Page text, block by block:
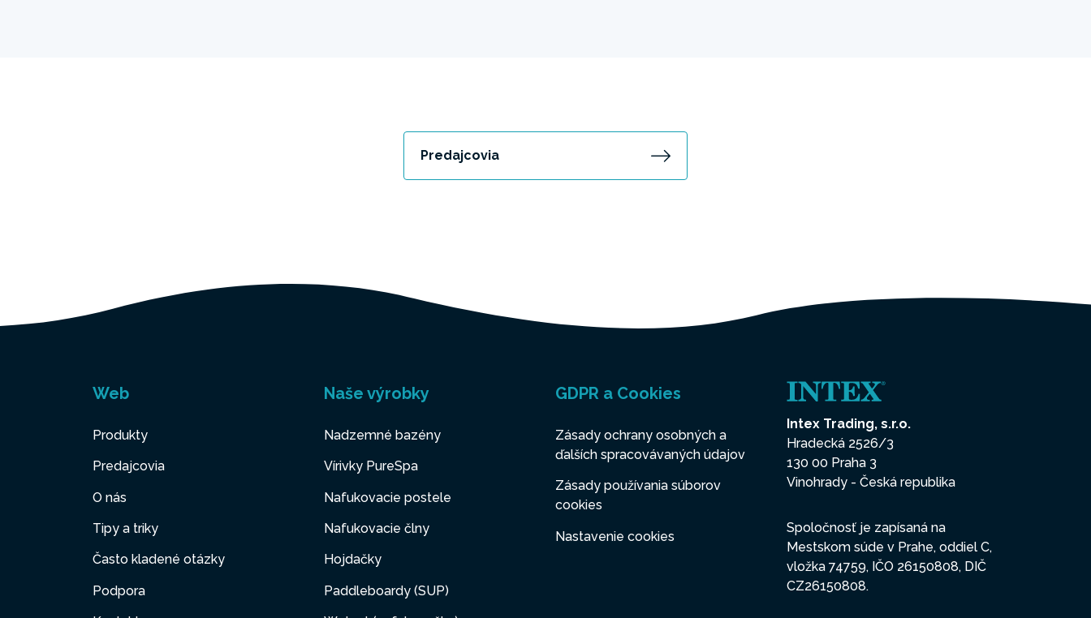
Predajcovia
Web
Produkty
Predajcovia
O nás
Tipy a triky
Často kladené otázky
Podpora
Naše výrobky
Nadzemné bazény
Vírivky PureSpa
Nafukovacie postele
Nafukovacie člny
Hojdačky
Paddleboardy (SUP)
GDPR a Cookies
Zásady ochrany osobných a
ďalších spracovávaných údajov
Zásady používania súborov
cookies
Nastavenie cookies
Intex Trading, s.r.o.
Hradecká 2526/3
130 00 Praha 3
Vinohrady - Česká republika
Spoločnosť je zapísaná na
Mestskom súde v Prahe, oddiel C,
vložka 74759, IČO 26150808, DIČ
CZ26150808.